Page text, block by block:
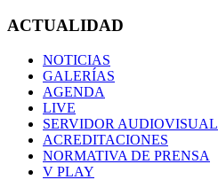
ACTUALIDAD
NOTICIAS
GALERÍAS
AGENDA
LIVE
SERVIDOR AUDIOVISUAL
ACREDITACIONES
NORMATIVA DE PRENSA
V PLAY